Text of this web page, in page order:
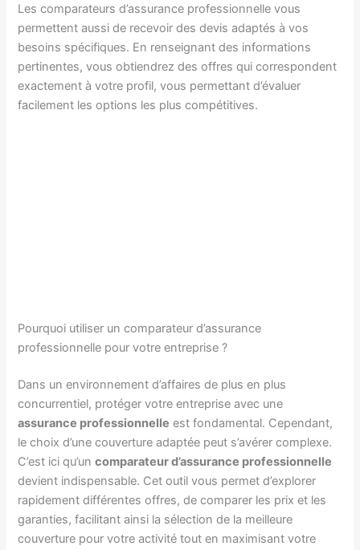
Les comparateurs d’assurance professionnelle vous
permettent aussi de recevoir des devis adaptés à vos
besoins spécifiques. En renseignant des informations
pertinentes, vous obtiendrez des offres qui correspondent
exactement à votre profil, vous permettant d’évaluer
facilement les options les plus compétitives.
Pourquoi utiliser un comparateur d’assurance
professionnelle pour votre entreprise ?
Dans un environnement d’affaires de plus en plus
concurrentiel, protéger votre entreprise avec une
assurance professionnelle est fondamental. Cependant,
le choix d’une couverture adaptée peut s’avérer complexe.
C’est ici qu’uncomparateur d’assurance professionnelle
devient indispensable. Cet outil vous permet d’explorer
rapidement différentes offres, de comparer les prix et les
garanties, facilitant ainsi la sélection de la meilleure
couverture pour votre activité tout en maximisant votre